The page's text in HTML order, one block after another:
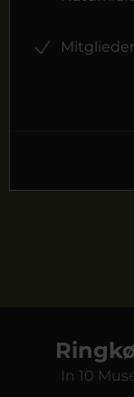
In 10